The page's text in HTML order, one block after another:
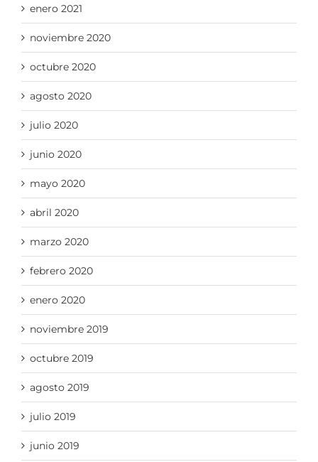
enero 2021
noviembre 2020
octubre 2020
agosto 2020
julio 2020
junio 2020
mayo 2020
abril 2020
marzo 2020
febrero 2020
enero 2020
noviembre 2019
octubre 2019
agosto 2019
julio 2019
junio 2019